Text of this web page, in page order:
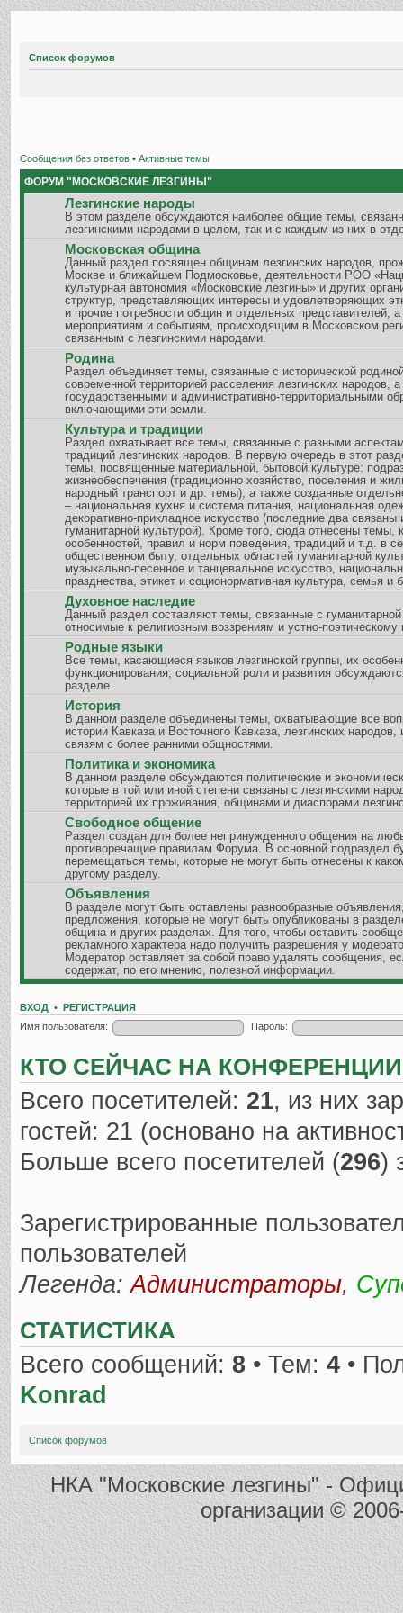
Список форумов
Сообщения без ответов • Активные темы
ФОРУМ "МОСКОВСКИЕ ЛЕЗГИНЫ"
Лезгинские народы
В этом разделе обсуждаются наиболее общие темы,
лезгинскими народами в целом, так и с каждым из них в
Московская община
Данный раздел посвящен общинам лезгинских народов,
Москве и ближайшем Подмосковье, деятельности РОО
культурная автономия «Московские лезгины» и других
структур, представляющих интересы и удовлетворяющих
и прочие потребности общин и отдельных представителей,
мероприятиям и событиям, происходящим в Московском
связанным с лезгинскими народами.
Родина
Раздел объединяет темы, связанные с исторической
современной территорией расселения лезгинских народов,
государственными и административно-территориальными
включающими эти земли.
Культура и традиции
Раздел охватывает все темы, связанные с разными
традиций лезгинских народов. В первую очередь в этот
темы, посвященные материальной, бытовой культуре:
жизнеобеспечения (традиционно хозяйство, поселения и
народный транспорт и др. темы), а также созданные
– национальная кухня и система питания, национальная
декоративно-прикладное искусство (последние два связаны
гуманитарной культурой). Кроме того, сюда отнесены темы,
особенностей, правил и норм поведения, традиций и т.д. в
общественном быту, отдельных областей гуманитарной
музыкально-песенное и танцевальное искусство,
празднества, этикет и соционормативная культура, семья и
Духовное наследие
Данный раздел составляют темы, связанные с
относимые к религиозным воззрениям и устно-
Родные языки
Все темы, касающиеся языков лезгинской группы, их
функционирования, социальной роли и развития
разделе.
История
В данном разделе объединены темы, охватывающие все
истории Кавказа и Восточного Кавказа, лезгинских народов,
связям с более ранними общностями.
Политика и экономика
В данном разделе обсуждаются политические и
которые в той или иной степени связаны с лезгинскими
территорией их проживания, общинами и диаспорами
Свободное общение
Раздел создан для более непринужденного общения на
противоречащие правилам Форума. В основной подраздел
перемещаться темы, которые не могут быть отнесены к
другому разделу.
Объявления
В разделе могут быть оставлены разнообразные
предложения, которые не могут быть опубликованы в
община и других разделах. Для того, чтобы оставить
рекламного характера надо получить разрешения у
Модератор оставляет за собой право удалять сообщения,
содержат, по его мнению, полезной информации.
ВХОД • РЕГИСТРАЦИЯ
Имя пользователя:
Пароль:
КТО СЕЙЧАС НА КОНФЕРЕНЦИИ
Всего посетителей: 21, из них
гостей: 21 (основано на
Больше всего посетителей (296)
Зарегистрированные
пользователей
Легенда:Администраторы,
СТАТИСТИКА
Всего сообщений: 8 • Тем: 4 •
Konrad
Список форумов
НКА "Московские лезгины" -
организации©